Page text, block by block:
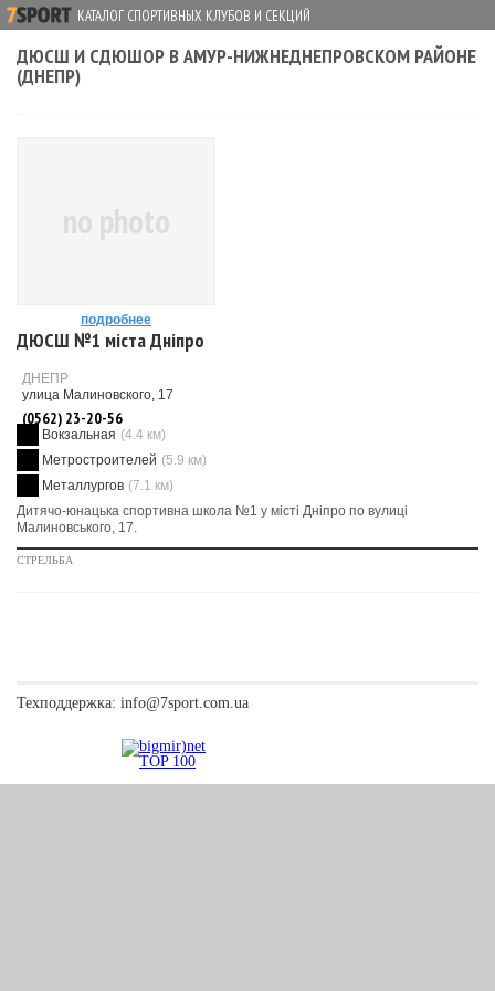
КАТАЛОГ СПОРТИВНЫХ КЛУБОВ И СЕКЦИЙ
ДЮСШ И СДЮШОР В АМУР-НИЖНЕДНЕПРОВСКОМ РАЙОНЕ
(ДНЕПР)
no photo
подробнее
ДЮСШ №1 міста Дніпро
ДНЕПР
улица Малиновского, 17
(0562) 23-20-56
Вокзальная (4.4 км)
Метростроителей (5.9 км)
Металлургов (7.1 км)
Дитячо-юнацька спортивна школа №1 у місті Дніпро по вулиці
Малиновського, 17.
СТРЕЛЬБА
Техподдержка: info@7sport.com.ua